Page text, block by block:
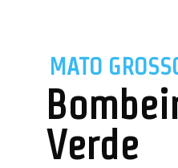
MATO
Verde